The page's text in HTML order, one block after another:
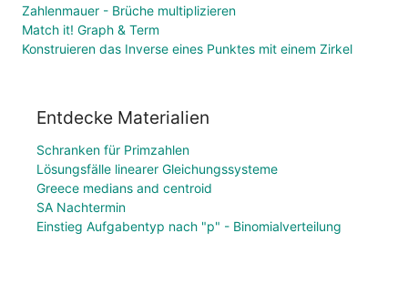
Zahlenmauer - Brüche multiplizieren
Match it! Graph & Term
Konstruieren das Inverse eines Punktes mit einem Zirkel
Entdecke Materialien
Schranken für Primzahlen
Lösungsfälle linearer Gleichungssysteme
Greece medians and centroid
SA Nachtermin
Einstieg Aufgabentyp nach "p" - Binomialverteilung